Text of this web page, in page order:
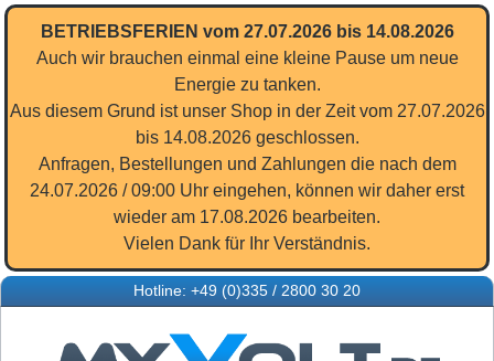
Zum Hauptinhalt springen
BETRIEBSFERIEN vom 27.07.2026 bis 14.08.2026
Auch wir brauchen einmal eine kleine Pause um neue
Energie zu tanken.
Aus diesem Grund ist unser Shop in der Zeit vom 27.07.2026
bis 14.08.2026 geschlossen.
Anfragen, Bestellungen und Zahlungen die nach dem
24.07.2026 / 09:00 Uhr eingehen, können wir daher erst
wieder am 17.08.2026 bearbeiten.
Vielen Dank für Ihr Verständnis.
Hotline: +49 (0)335 / 2800 30 20